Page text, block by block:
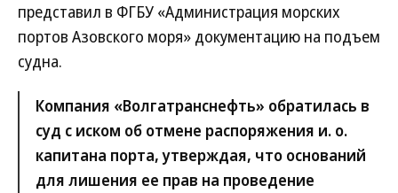
представил в ФГБУ «Администрация морских
портов Азовского моря» документацию на подъем
судна.
Компания «Волгатранснефть» обратилась в
суд с иском об отмене распоряжения и. о.
капитана порта, утверждая, что оснований
для лишения ее прав на проведение